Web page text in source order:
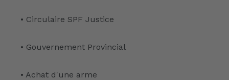
• Circulaire SPF Justice
• Gouvernement Provincial
• Achat d'une arme